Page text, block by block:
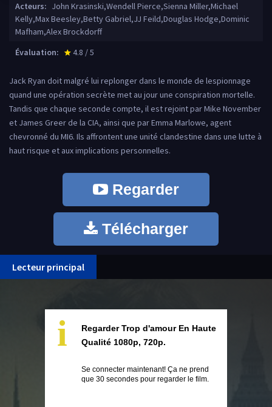
Acteurs: John Krasinski,Wendell Pierce,Sienna Miller,Michael
Kelly,Max Beesley,Betty Gabriel,JJ Feild,Douglas Hodge,Dominic
Mafham,Alex Brockdorff
Évaluation:
star_rate
4.8 / 5
Jack Ryan doit malgré lui replonger dans le monde de lespionnage
quand une opération secrète met au jour une conspiration mortelle.
Tandis que chaque seconde compte, il est rejoint par Mike November
et James Greer de la CIA, ainsi que par Emma Marlowe, agent
chevronné du MI6. Ils affrontent une unité clandestine dans une lutte à
haut risque et aux implications personnelles.
Regarder
Télécharger
Lecteur principal
i
Regarder Trop d'amour En Haute
Qualité 1080p, 720p.
Se connecter maintenant! Ça ne prend
que 30 secondes pour regarder le film.